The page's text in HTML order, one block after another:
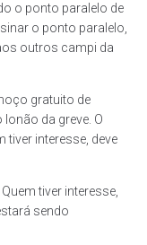
o ponto paralelo de
o ponto paralelo,
outros campi da
gratuito de
da greve. O
tiver interesse, deve
tiver interesse,
sendo